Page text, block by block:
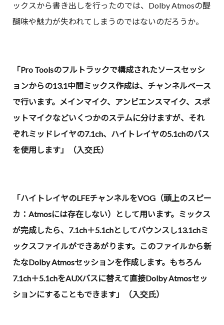
ックスから書き出しを行ったのでは、Dolby Atmosの醍
醐味や魅力が失われてしまうのではないのだろうか。
「Pro Toolsのフルトラックで構成されたソースセッシ
ョンからの13.1中間ミックス作成は、チャンネルベース
で行います。メインマイク、アンビエンスマイク、スポ
ットマイクなどいくつかのステムに分けますが、それ
ぞれミッドレイヤの7.1ch、ハイトレイヤの5.1chのバス
を使用します」（入交氏）
「ハイトレイヤのLFEチャンネルをVOG（頭上のスピー
カ：Atmosには存在しない）として用います。ミックス
が完成したら、7.1ch＋5.1chとしてバウンスし13.1chミ
ックスファイルができあがります。このファイルから新
たなDolby Atmosセッションを作成します。もちろん
7.1ch＋5.1chをAUXバスに替えて直接Dolby Atmosセッ
ションにすることもできます」（入交氏）